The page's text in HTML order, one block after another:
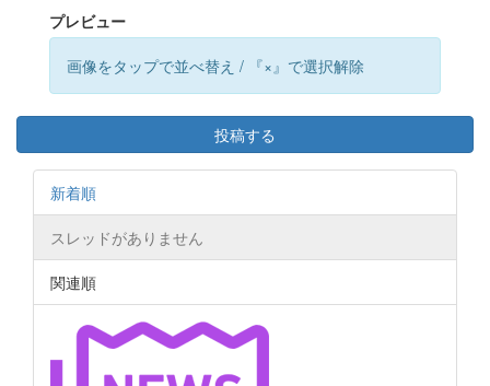
プレビュー
画像をタップで並べ替え / 『×』で選択解除
投稿する
新着順
スレッドがありません
関連順